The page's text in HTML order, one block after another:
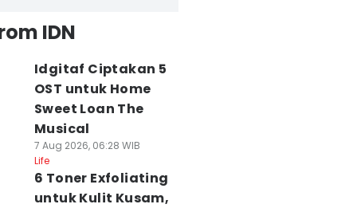
IDN
Idgitaf Ciptakan 5
OST untuk Home
Sweet Loan The
Musical
7 Aug 2026, 06:28 WIB
Life
6 Toner Exfoliating
untuk Kulit Kusam,